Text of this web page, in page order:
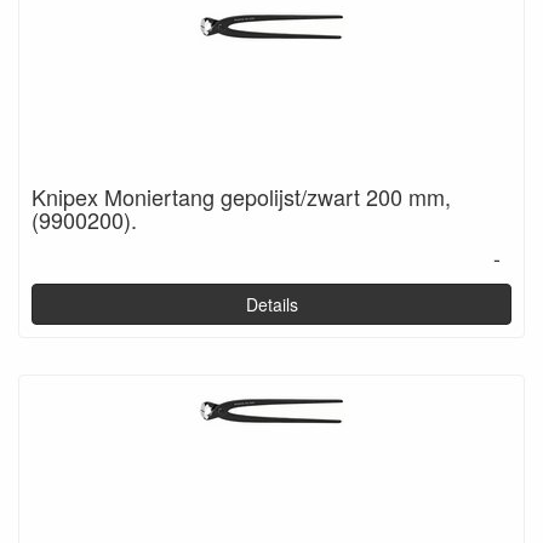
Knipex Moniertang gepolijst/zwart 200 mm,
(9900200).
-
Details